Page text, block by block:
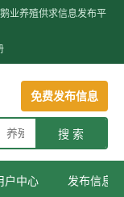
业养殖供求信息发布平
搜 索
免费发布信息
户中心 发布信息